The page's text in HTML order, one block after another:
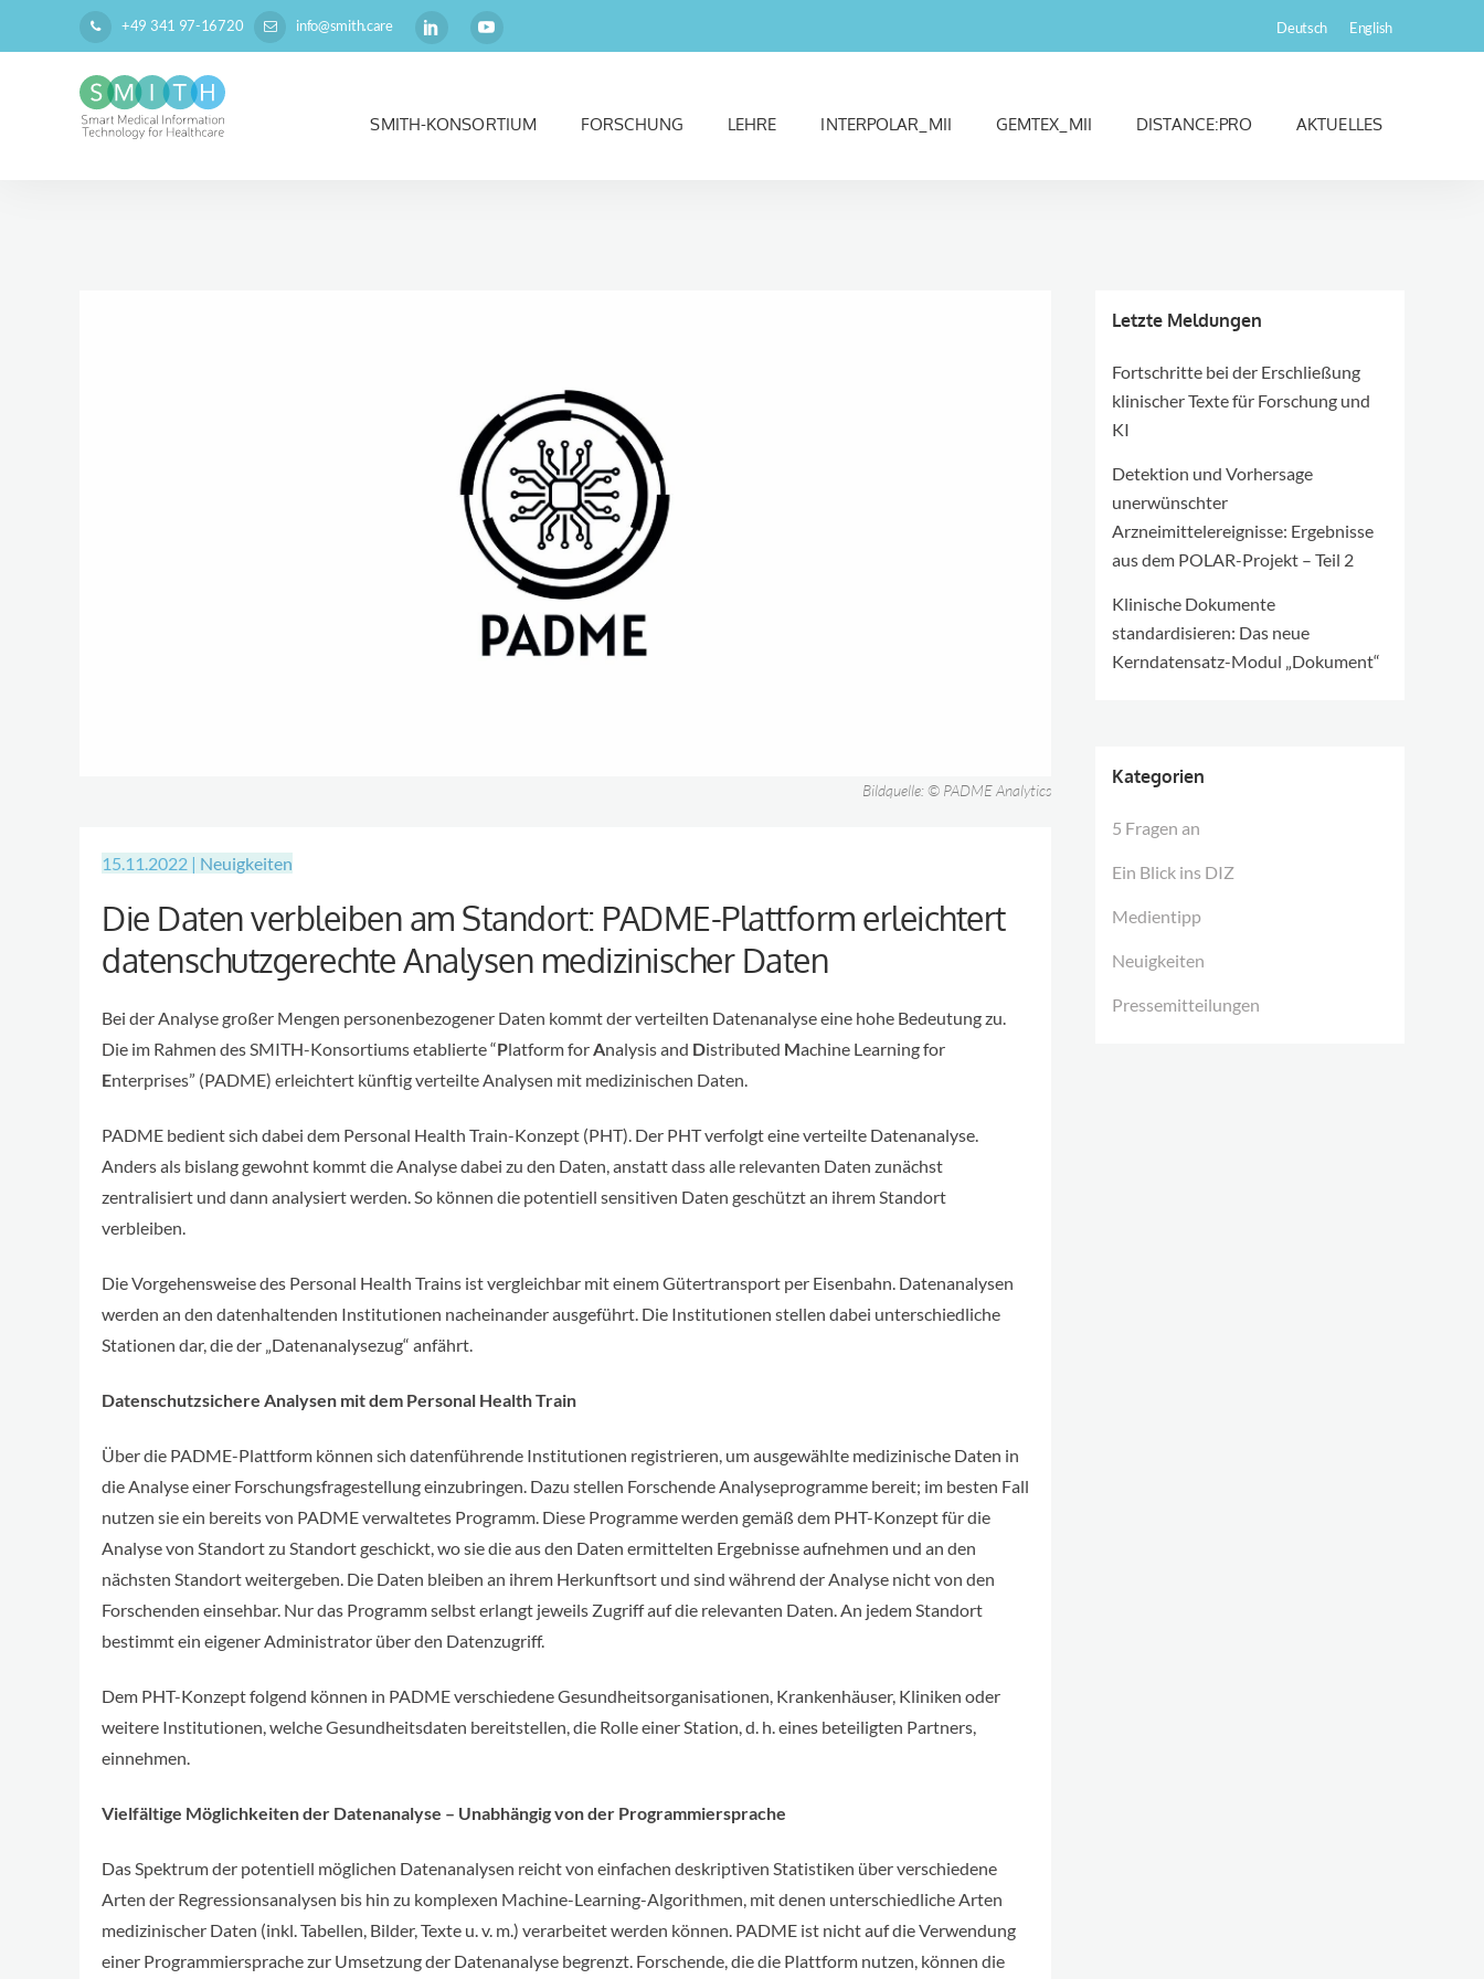
+49 341 97-16720 info@smith.care Deutsch English
SMITH-KONSORTIUM FORSCHUNG LEHRE INTERPOLAR_MII GEMTEX_MII DISTANCE:PRO AKTUELLES
Bildquelle: © PADME Analytics
15.11.2022 | Neuigkeiten
Die Daten verbleiben am Standort: PADME-Plattform erleichtert
datenschutzgerechte Analysen medizinischer Daten
Bei der Analyse großer Mengen personenbezogener Daten kommt der verteilten Datenanalyse eine hohe Bedeutung zu.
Die im Rahmen des SMITH-Konsortiums etablierte “Platform for Analysis and Distributed Machine Learning for
Enterprises” (PADME) erleichtert künftig verteilte Analysen mit medizinischen Daten.
PADME bedient sich dabei dem Personal Health Train-Konzept (PHT). Der PHT verfolgt eine verteilte Datenanalyse.
Anders als bislang gewohnt kommt die Analyse dabei zu den Daten, anstatt dass alle relevanten Daten zunächst
zentralisiert und dann analysiert werden. So können die potentiell sensitiven Daten geschützt an ihrem Standort
verbleiben.
Die Vorgehensweise des Personal Health Trains ist vergleichbar mit einem Gütertransport per Eisenbahn. Datenanalysen
werden an den datenhaltenden Institutionen nacheinander ausgeführt. Die Institutionen stellen dabei unterschiedliche
Stationen dar, die der „Datenanalysezug“ anfährt.
Datenschutzsichere Analysen mit dem Personal Health Train
Über die PADME-Plattform können sich datenführende Institutionen registrieren, um ausgewählte medizinische Daten in
die Analyse einer Forschungsfragestellung einzubringen. Dazu stellen Forschende Analyseprogramme bereit; im besten Fall
nutzen sie ein bereits von PADME verwaltetes Programm. Diese Programme werden gemäß dem PHT-Konzept für die
Analyse von Standort zu Standort geschickt, wo sie die aus den Daten ermittelten Ergebnisse aufnehmen und an den
nächsten Standort weitergeben. Die Daten bleiben an ihrem Herkunftsort und sind während der Analyse nicht von den
Forschenden einsehbar. Nur das Programm selbst erlangt jeweils Zugriff auf die relevanten Daten. An jedem Standort
bestimmt ein eigener Administrator über den Datenzugriff.
Dem PHT-Konzept folgend können in PADME verschiedene Gesundheitsorganisationen, Krankenhäuser, Kliniken oder
weitere Institutionen, welche Gesundheitsdaten bereitstellen, die Rolle einer Station, d. h. eines beteiligten Partners,
einnehmen.
Vielfältige Möglichkeiten der Datenanalyse – Unabhängig von der Programmiersprache
Das Spektrum der potentiell möglichen Datenanalysen reicht von einfachen deskriptiven Statistiken über verschiedene
Arten der Regressionsanalysen bis hin zu komplexen Machine-Learning-Algorithmen, mit denen unterschiedliche Arten
medizinischer Daten (inkl. Tabellen, Bilder, Texte u. v. m.) verarbeitet werden können. PADME ist nicht auf die Verwendung
einer Programmiersprache zur Umsetzung der Datenanalyse begrenzt. Forschende, die die Plattform nutzen, können die
Letzte Meldungen
Fortschritte bei der Erschließung
klinischer Texte für Forschung und
KI
Detektion und Vorhersage
unerwünschter
Arzneimittelereignisse: Ergebnisse
aus dem POLAR-Projekt – Teil 2
Klinische Dokumente
standardisieren: Das neue
Kerndatensatz-Modul „Dokument“
Kategorien
5 Fragen an
Ein Blick ins DIZ
Medientipp
Neuigkeiten
Pressemitteilungen